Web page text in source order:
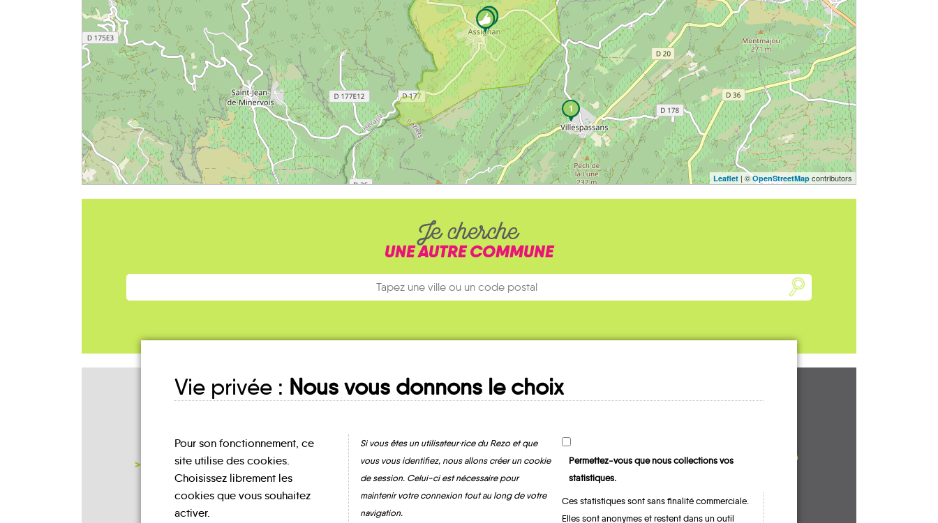
1
Leaflet | ©OpenStreetMap contributors
Je cherche
UNE AUTRE COMMUNE
Mes lieux
NOTRE PAGE D'INSCRIPTION
Ma fiche
UN AVIS, UN
À PARTAGER ?
Vie privée : Nous vous donnons le choix
Pour son fonctionnement, ce
site utilise des cookies.
Choisissez librement les
cookies que vous souhaitez
activer.
Si vous êtes un utilisateur·rice du Rezo et que
vous vous identifiez, nous allons créer un cookie
de session. Celui-ci est nécessaire pour
maintenir votre connexion tout au long de votre
navigation.
Permettez-vous que nous collections vos
statistiques.
Ces statistiques sont sans finalité commerciale.
Elles sont anonymes et restent dans un outil